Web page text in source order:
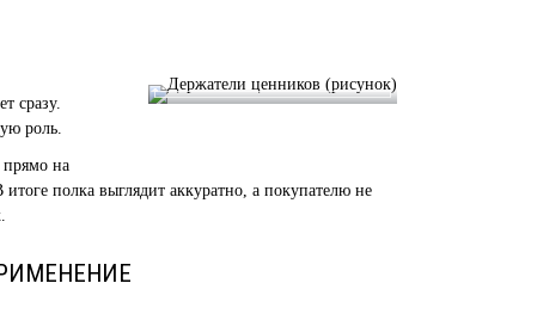
сразу.
роль.
на
полка выглядит аккуратно, а покупателю не